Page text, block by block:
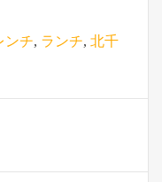
ンチ, ランチ, 北千